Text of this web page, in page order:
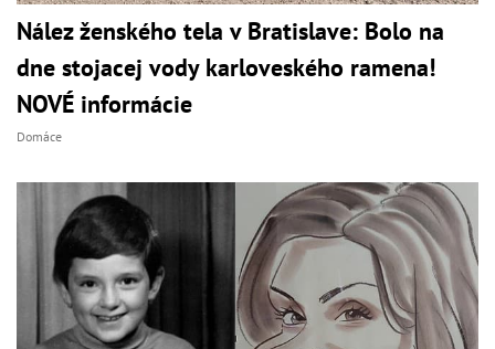
Nález ženského tela v Bratislave: Bolo na
dne stojacej vody karloveského ramena!
NOVÉ informácie
Domáce